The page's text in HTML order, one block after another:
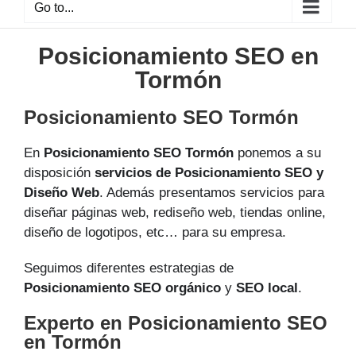
Go to...
Posicionamiento SEO en
Tormón
Posicionamiento SEO Tormón
En Posicionamiento SEO Tormón ponemos a su
disposición servicios de Posicionamiento SEO y
Diseño Web. Además presentamos servicios para
diseñar páginas web, rediseño web, tiendas online,
diseño de logotipos, etc… para su empresa.
Seguimos diferentes estrategias de
Posicionamiento SEO orgánico y SEO local .
Experto en Posicionamiento SEO
en Tormón